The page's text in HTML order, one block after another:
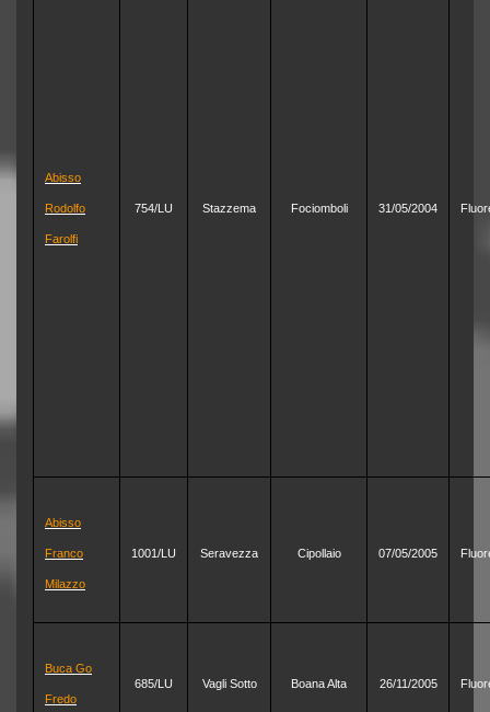
Abisso
Rodolfo
Farolfi
754/LU Stazzema Fociomboli 31/05/2004
Abisso
Franco
Milazzo
1001/LU Seravezza Cipollaio 07/05/2005
Buca Go
Fredo
685/LU Vagli Sotto Boana Alta 26/11/2005